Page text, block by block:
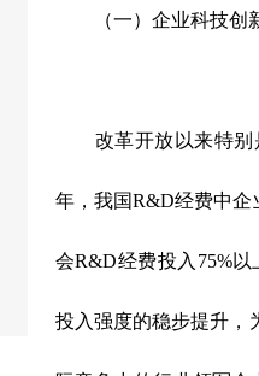
（一）企业科技创
改革开放以来特别
年，我国R&D经费中企
会R&D经费投入 75%以
投入强度的稳步提升，